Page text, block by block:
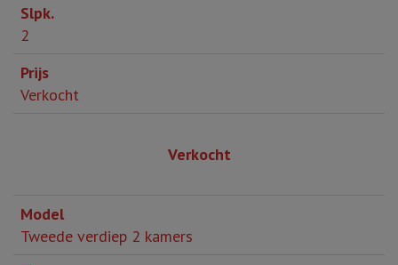
2
Verkocht
Verkocht
Tweede verdiep 2 kamers